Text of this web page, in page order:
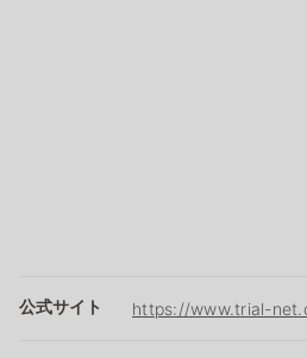
公式サイト https://www.trial-